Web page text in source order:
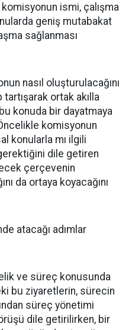
ismi, çalışma
geniş mutabakat
sağlanması
nasıl oluşturulacağını
ortak akılla
konuda bir dayatmaya
komisyonun
konularla mı ilgili
dile getiren
çerçevenin
da ortaya koyacağını
atacağı adımlar
ve süreç konusunda
bu ziyaretlerin, sürecin
süreç yönetimi
dile getirilirken, bir